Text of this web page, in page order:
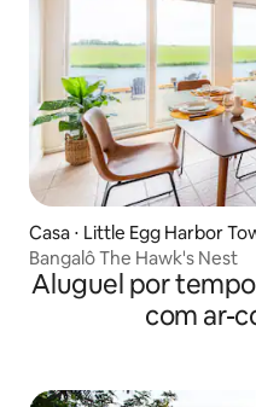
Casa ⋅ Little Egg Harbor
Bangalô The Hawk's Nest
Aluguel por
com ar-